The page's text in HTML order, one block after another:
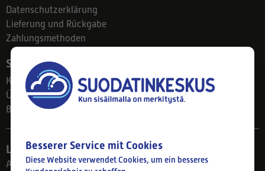
Datenschutzerklärung
Lieferung und Rückgabe
Zahlungsmethoden
Suodatinkeskus
Kontakt
Über uns
Blog
Ladengeschäft
Ahlmanintie 61
Besserer Service mit Cookies
Diese Website verwendet Cookies, um ein besseres